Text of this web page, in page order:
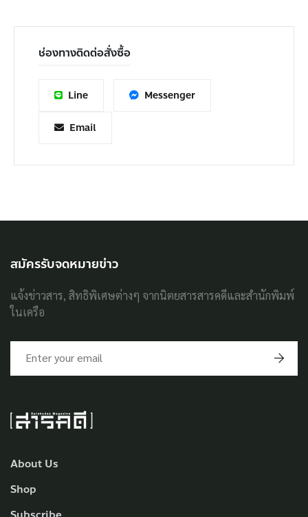
ช่องทางติดต่อสั่งซื้อ
Line Messenger
Email
About Us
Shop
สมัครรับจดหมายข่าว
แจ้งข่าวสาร, สิทธิพิเศษต่างๆ จากนิตยสารสารคดีและสำนักพิมพ์
ในเครือ